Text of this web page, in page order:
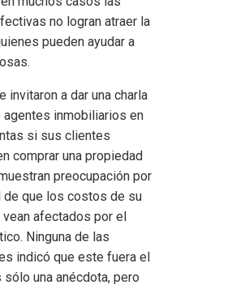
no logran atraer la
pueden ayudar a
invitaron a dar una charla
agentes inmobiliarios en
si sus clientes
comprar una propiedad
preocupación por
de que los costos de su
afectados por el
Ninguna de las
indicó que este fuera el
una anécdota, pero